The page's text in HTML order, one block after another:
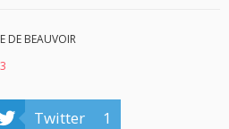
DE BEAUVOIR
3
Twitter 1